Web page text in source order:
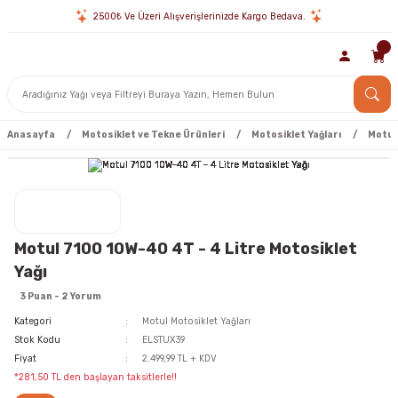
2500₺ Ve Üzeri Alışverişlerinizde Kargo Bedava.
Anasayfa Motosiklet ve Tekne Ürünleri Motosiklet Yağları Motul
Motul 7100 10W-40 4T - 4 Litre Motosiklet
Yağı
3 Puan - 2 Yorum
Kategori
Motul Motosiklet Yağları
Stok Kodu
ELSTUX39
Fiyat
2.499,99 TL + KDV
*281,50 TL den başlayan taksitlerle!!